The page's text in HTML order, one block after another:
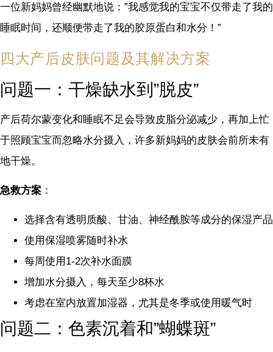
一位新妈妈曾经幽默地说：”我感觉我的宝宝不仅带走了我的
睡眠时间，还顺便带走了我的胶原蛋白和水分！”
四大产后皮肤问题及其解决方案
问题一：干燥缺水到”脱皮”
产后荷尔蒙变化和睡眠不足会导致皮脂分泌减少，再加上忙
于照顾宝宝而忽略水分摄入，许多新妈妈的皮肤会前所未有
地干燥。
急救方案 ：
选择含有透明质酸、甘油、神经酰胺等成分的保湿产品
使用保湿喷雾随时补水
每周使用1-2次补水面膜
增加水分摄入，每天至少8杯水
考虑在室内放置加湿器，尤其是冬季或使用暖气时
问题二：色素沉着和”蝴蝶斑”